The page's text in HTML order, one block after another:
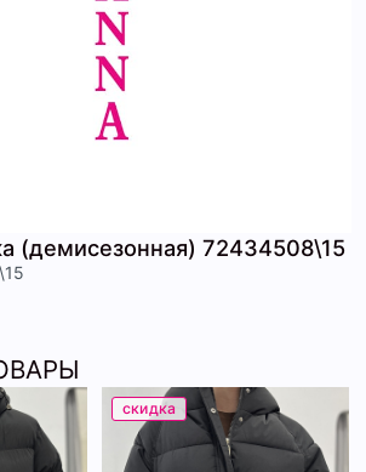
(демисезонная) 72434508\15
скидка